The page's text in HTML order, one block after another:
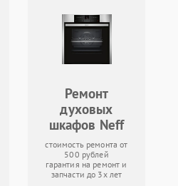
Ремонт
духовых
шкафов Neff
стоимость ремонта от
500 рублей
гарантия на ремонт и
запчасти до 3х лет